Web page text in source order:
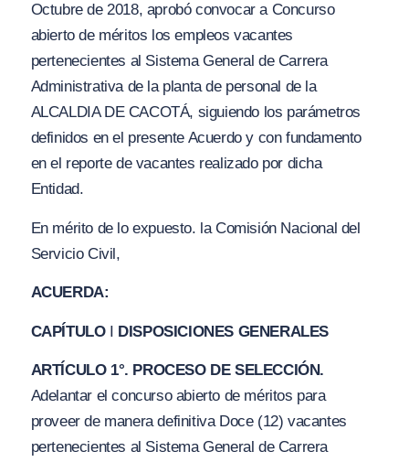
Octubre de 2018, aprobó convocar a Concurso
abierto de méritos los empleos vacantes
pertenecientes al Sistema General de Carrera
Administrativa de la planta de personal de la
ALCALDIA DE CACOTÁ, siguiendo los parámetros
definidos en el presente Acuerdo y con fundamento
en el reporte de vacantes realizado por dicha
Entidad.
En mérito de lo expuesto. la Comisión Nacional del
Servicio Civil,
ACUERDA:
CAPÍTULO I DISPOSICIONES GENERALES
ARTÍCULO 1°. PROCESO DE SELECCIÓN.
Adelantar el concurso abierto de méritos para
proveer de manera definitiva Doce (12) vacantes
pertenecientes al Sistema General de Carrera